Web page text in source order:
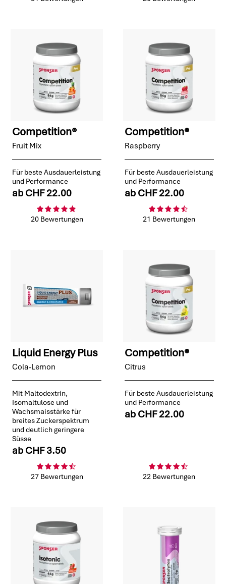
Competition®
Fruit Mix
Für beste Ausdauerleistung
und Performance
ab CHF 22.00
20 Bewertungen
Competition®
Raspberry
Für beste Ausdauerleistung
und Performance
ab CHF 22.00
21 Bewertungen
Liquid Energy Plus
Cola-Lemon
Mit Maltodextrin,
Isomaltulose und
Wachsmaisstärke für
breites Zuckerspektrum
und deutlich geringere
Süsse
ab CHF 3.50
27 Bewertungen
Competition®
Citrus
Für beste Ausdauerleistung
und Performance
ab CHF 22.00
22 Bewertungen